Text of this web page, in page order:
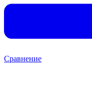
Сравнение